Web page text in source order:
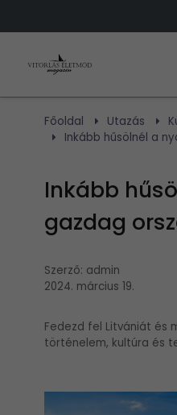
Főoldal Utazás
Inkább hűsölnél a
Inkább
gazdag
Szerző: admin
2024. március 19.
Fedezd fel Litvániát és
történelem, kultúra és